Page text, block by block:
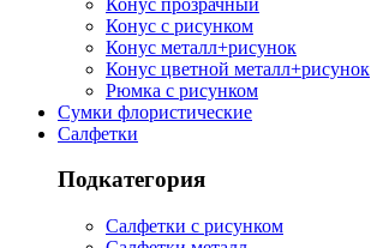
Конус с рисунком
Конус металл+рисунок
Конус цветной металл+рисунок
Рюмка с рисунком
Сумки флористические
Салфетки
Подкатегория
Салфетки с рисунком